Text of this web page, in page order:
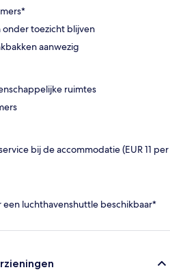
toezicht blijven
aanwezig
ruimtes
bij de accommodatie (EUR 11 per
een luchthavenshuttle beschikbaar*